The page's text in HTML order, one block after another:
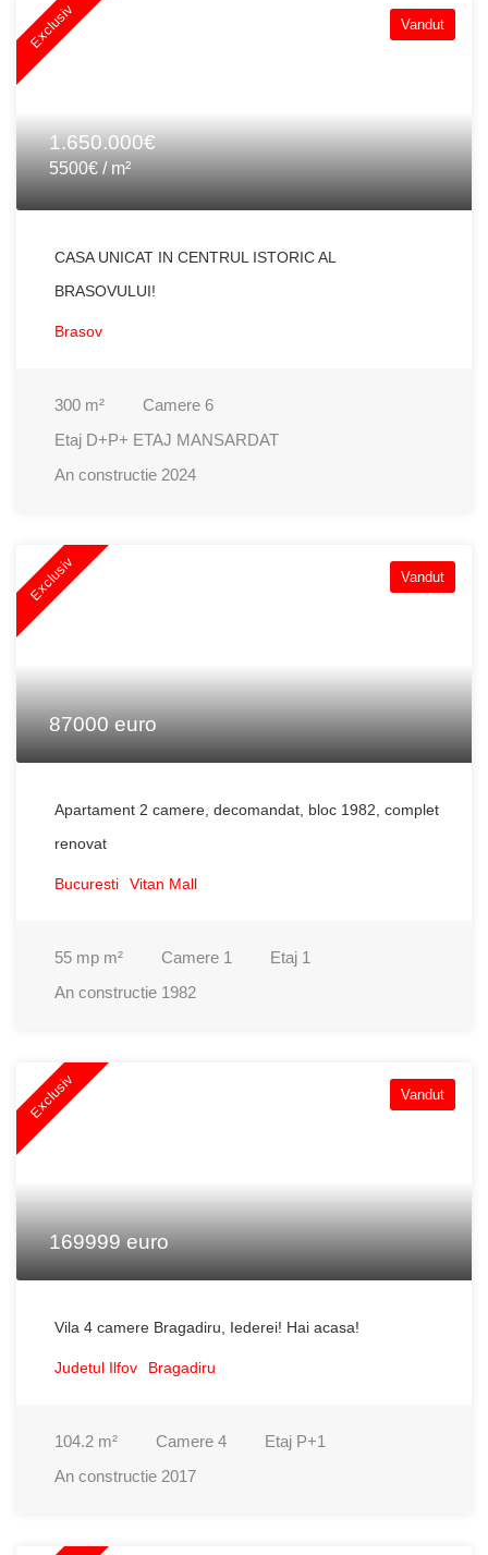
Exclusiv Vandut
1.650.000€
5500€ / m²
CASA UNICAT IN CENTRUL ISTORIC AL
BRASOVULUI!
Brasov
300 m² Camere 6
Etaj D+P+ ETAJ MANSARDAT
An constructie 2024
Exclusiv Vandut
87000 euro
Apartament 2 camere, decomandat, bloc 1982, complet
renovat
Bucuresti Vitan Mall
55 mp m² Camere 1 Etaj 1
An constructie 1982
Exclusiv Vandut
169999 euro
Vila 4 camere Bragadiru, Iederei! Hai acasa!
Judetul Ilfov Bragadiru
104.2 m² Camere 4 Etaj P+1
An constructie 2017